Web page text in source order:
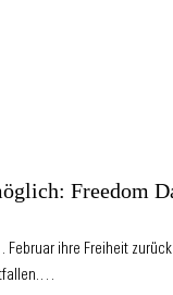
Freedom
Februar ihre Freiheit